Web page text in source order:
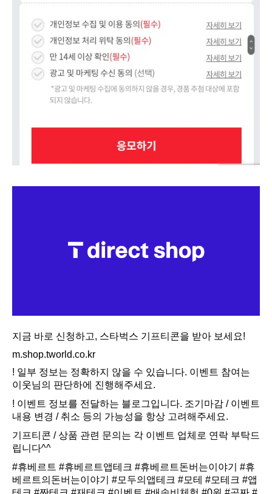
지금 바로 신청하고, 스타벅스 기프티콘을 받아 보세요!
m.shop.tworld.co.kr
​! 일부 정보는 정확하지 않을 수 있습니다. 이벤트 참여는
이웃님의 판단하에 진행해주세요.
! 이벤트 정보를 전달하는 블로그입니다. 조기마감 / 이벤트
내용 변경 / 취소 등의 가능성을 항상 고려해주세요.
기프티콘 / 상품 관련 문의는 각 이벤트 업체로 연락 부탁드
립니다^^
#휴베르트 #휴베르트앱테크 #휴베르트돈버는이야기
#휴
베르트의돈버는이야기
#모두의앱테크 #모테 #모테크 #앱